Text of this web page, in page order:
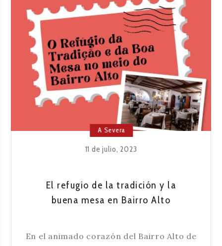
LOS
AMANTES
DE
MÚSICA
PORTUGUESA
A Severa
11 de julio, 2023
El refugio de la tradición y la
buena mesa en Bairro Alto
En el animado corazón del Bairro Alto de